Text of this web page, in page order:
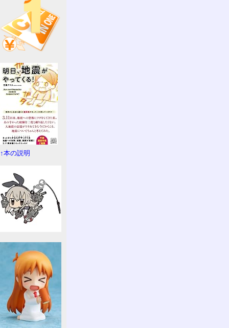
↑本の説明